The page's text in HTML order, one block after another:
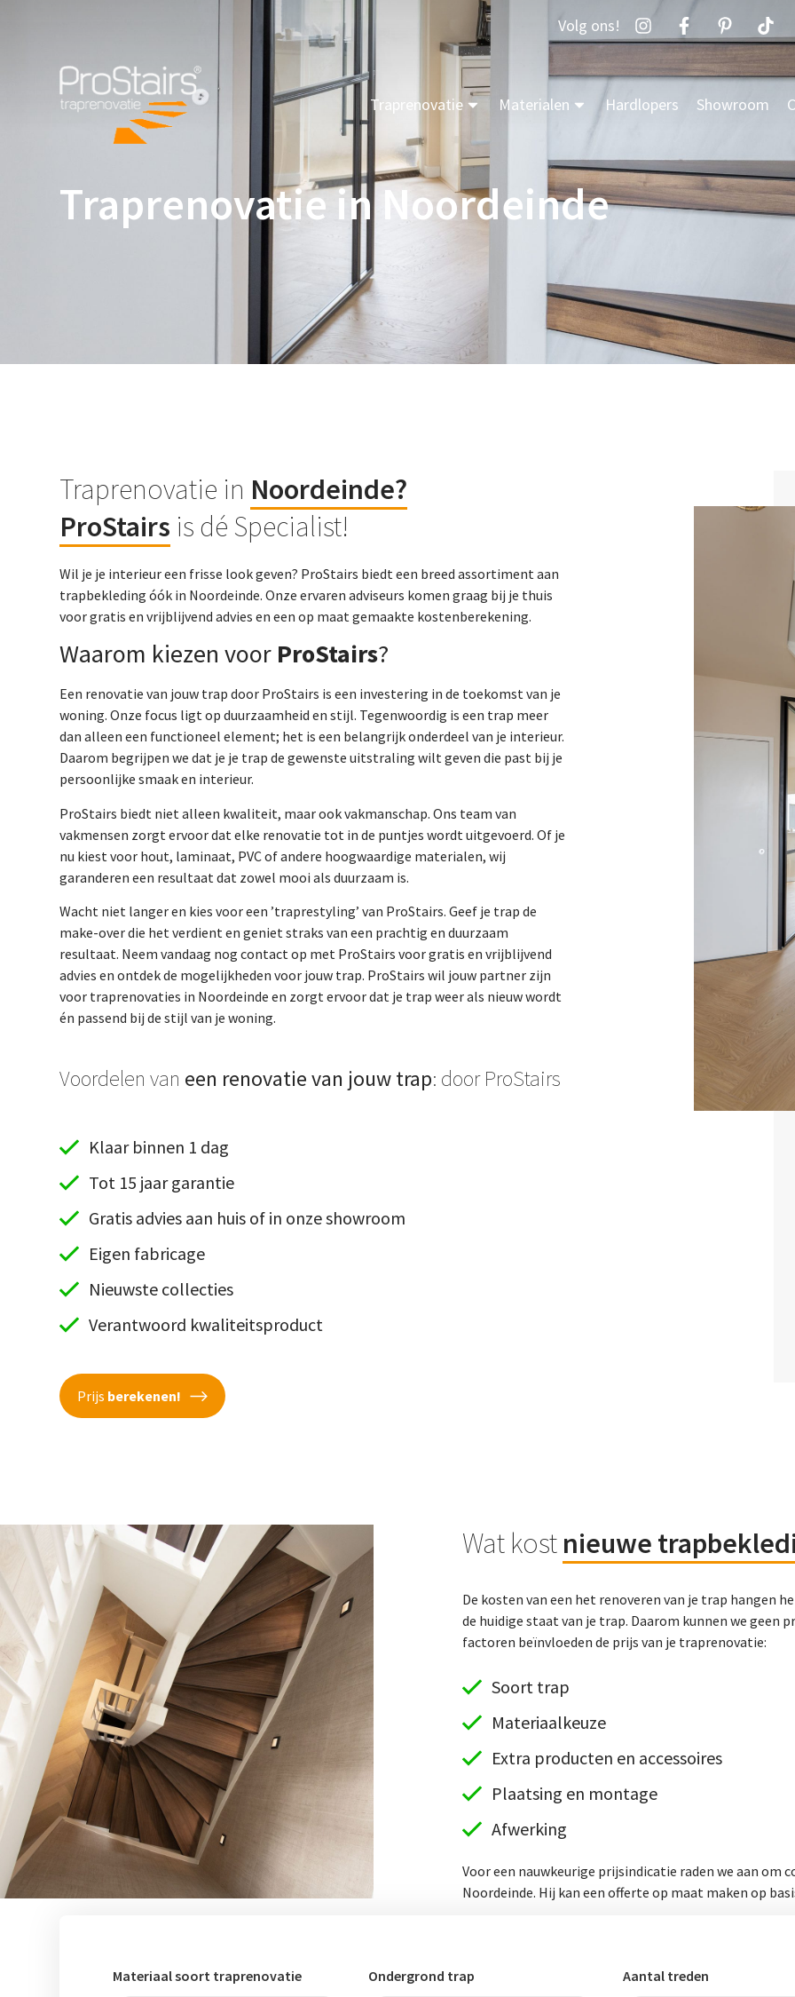
Volg ons!
Traprenovatie Materialen Hardlopers Showroom
Traprenovatie in Noordeinde
Traprenovatie in Noordeinde?
ProStairs is dé Specialist!
Wil je je interieur een frisse look geven? ProStairs biedt een breed assortiment aan
trapbekleding óók in Noordeinde. Onze ervaren adviseurs komen graag bij je thuis
voor gratis en vrijblijvend advies en een op maat gemaakte kostenberekening.
Waarom kiezen voor ProStairs?
Een renovatie van jouw trap door ProStairs is een investering in de toekomst van je
woning. Onze focus ligt op duurzaamheid en stijl. Tegenwoordig is een trap meer
dan alleen een functioneel element; het is een belangrijk onderdeel van je interieur.
Daarom begrijpen we dat je je trap de gewenste uitstraling wilt geven die past bij je
persoonlijke smaak en interieur.
ProStairs biedt niet alleen kwaliteit, maar ook vakmanschap. Ons team van
vakmensen zorgt ervoor dat elke renovatie tot in de puntjes wordt uitgevoerd. Of je
nu kiest voor hout, laminaat, PVC of andere hoogwaardige materialen, wij
garanderen een resultaat dat zowel mooi als duurzaam is.
Wacht niet langer en kies voor een ’traprestyling’ van ProStairs. Geef je trap de
make-over die het verdient en geniet straks van een prachtig en duurzaam
resultaat. Neem vandaag nog contact op met ProStairs voor gratis en vrijblijvend
advies en ontdek de mogelijkheden voor jouw trap. ProStairs wil jouw partner zijn
voor traprenovaties in Noordeinde en zorgt ervoor dat je trap weer als nieuw wordt
én passend bij de stijl van je woning.
Voordelen van een renovatie van jouw trap: door ProStairs
Klaar binnen 1 dag
Tot 15 jaar garantie
Gratis advies aan huis of in onze showroom
Eigen fabricage
Nieuwste collecties
Verantwoord kwaliteitsproduct
Prijs berekenen!
Wat kost nieuwe
De kosten van een het renoveren van je trap hangen
de huidige staat van je trap. Daarom kunnen we geen
factoren beïnvloeden de prijs van je traprenovatie:
Soort trap
Materiaalkeuze
Extra producten en accessoires
Plaatsing en montage
Afwerking
Voor een nauwkeurige prijsindicatie raden we aan
Noordeinde. Hij kan een offerte op maat maken op
Materiaal soort traprenovatie Ondergrond trap Aantal treden